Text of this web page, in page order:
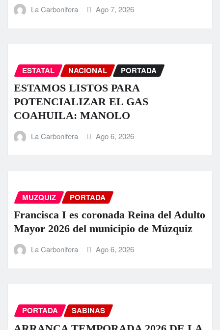
La Carbonifera Ago 7, 2026
ESTATAL NACIONAL PORTADA
ESTAMOS LISTOS PARA
POTENCIALIZAR EL GAS
COAHUILA: MANOLO
La Carbonifera Ago 6, 2026
MUZQUIZ PORTADA
Francisca I es coronada Reina del Adulto
Mayor 2026 del municipio de Múzquiz
La Carbonifera Ago 6, 2026
PORTADA SABINAS